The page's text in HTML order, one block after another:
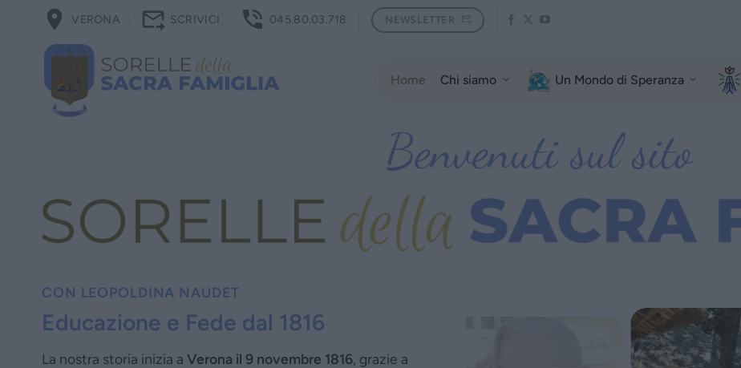
contenuti
VERONA SCRIVICI 045.80.03.718 NEWSLETTER
Home Chi siamo Un Mondo di Speranza
Benvenuti sul sito
CON LEOPOLDINA NAUDET
Educazione e Fede dal 1816
La nostra storia inizia a Verona il 9 novembre 1816, grazie a